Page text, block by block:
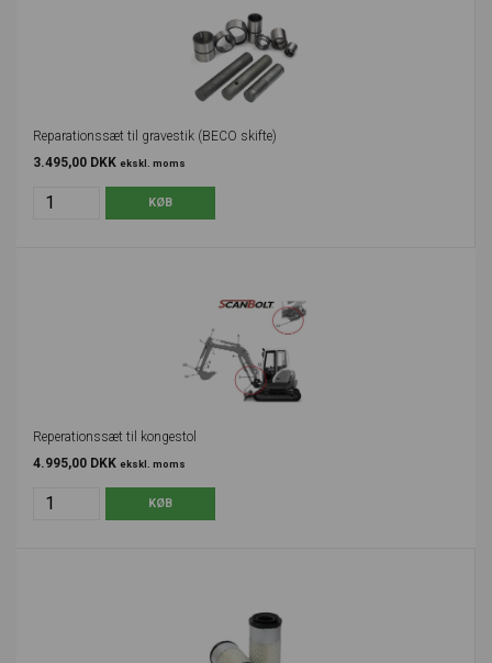
Reparationssæt til gravestik (BECO skifte)
3.495,00 DKK ekskl. moms
Reperationssæt til kongestol
4.995,00 DKK ekskl. moms